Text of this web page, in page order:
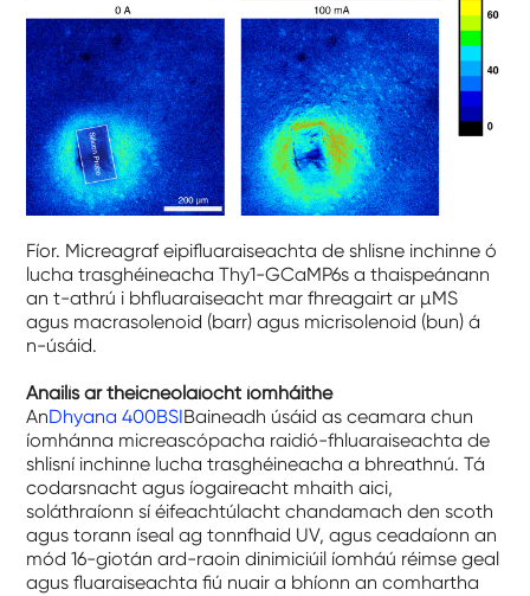
Fíor. Micreagraf eipifluaraiseachta de shlisne inchinne ó
lucha trasghéineacha Thy1-GCaMP6s a thaispeánann
an t-athrú i bhfluaraiseacht mar fhreagairt ar µMS
agus macrasolenoid (barr) agus micrisolenoid (bun) á
n-úsáid.
Anailís ar theicneolaíocht íomháithe
AnDhyana 400BSIBaineadh úsáid as ceamara chun
íomhánna micreascópacha raidió-fhluaraiseachta de
shlisní inchinne lucha trasghéineacha a bhreathnú. Tá
codarsnacht agus íogaireacht mhaith aici,
soláthraíonn sí éifeachtúlacht chandamach den scoth
agus torann íseal ag tonnfhaid UV, agus ceadaíonn an
mód 16-giotán ard-raoin dinimiciúil íomháú réimse geal
agus fluaraiseachta fiú nuair a bhíonn an comhartha